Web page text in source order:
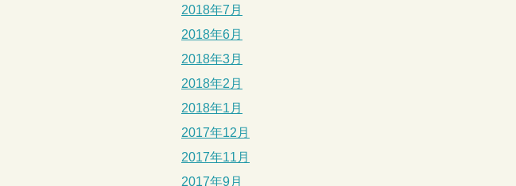
2018年7月
2018年6月
2018年3月
2018年2月
2018年1月
2017年12月
2017年11月
2017年9月